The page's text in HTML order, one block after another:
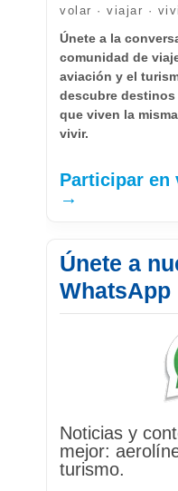
volar · viajar ·
Únete a la
comunidad de
aviación y el
descubre
que viven la
vivir.
Participar en
→
Únete a
WhatsApp
Noticias y
mejor:
turismo.